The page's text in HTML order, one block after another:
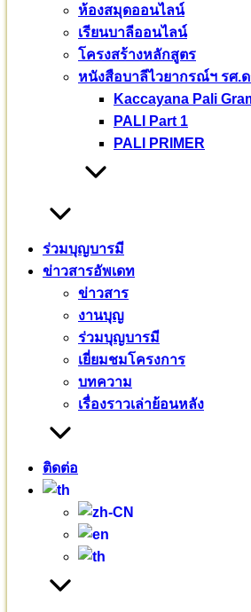
ห้องสมุดออนไลน์
เรียนบาลีออนไลน์
โครงสร้างหลักสูตร
หนังสือบาลีไวยากรณ์ฯ รศ.ด
Kaccayana Pali
PALI Part 1
PALI PRIMER
ร่วมบุญบารมี
ข่าวสารอัพเดท
ข่าวสาร
งานบุญ
ร่วมบุญบารมี
เยี่ยมชมโครงการ
บทความ
เรื่องราวเล่าย้อนหลัง
ติดต่อ
ตามสิกขาบทบัญญัติอย่างถูกต้องตามพุ
สัททนีติว่า ปริยตฺติเยว สาสนสฺส มูลํ พระ
รากฐานอันมั่นคงแห่งพระศาสนา ดำเนิ
อย่างต่อเนื่อง ตั้งแต่เข้าพรรษากาล ๒
สัมมนาพระวินัยปิฎก สอบทรงจำพระป
๒๖ มกราคม – ๒ กุมภาพันธ์ ๒๕๖๗ รวม
บัดนี้ มีพระสงฆ์จาก ๒๙ จังหวัดทั่วประเ
ปาติโมกข์” ศากยบุตรสามเณรสีหะ สวด
รวมพระสงฆ์สามเณร ๑๙๗ รูป ร่วมกิจก
ขอเชิญสาธุชน อุปถัมภ์ เรือนว่าง กลด เ
สงฆ์สามเณร
ร่วมบุญบารมี สร้างศาสนทายาท ธ.กรุ
ชื่อบัญชี มหาวชิราลงกรณบาลีเถรวาท
เลขที่ : 726-0-76552-6
ติดต่อร่วมบุญอุปถัมภ์ พระธรรมวชิราจ
– ๘๘๘๓ พระมหาธีรเพชร ธีรเวที ๐๘
Pali English
มหาวชิราล
สามเณรสีหะ
หมวดหมู่